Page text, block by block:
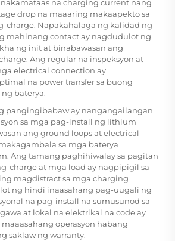
na charging current nang
drop na maaaring makaapekto sa
charge. Napakahalaga ng kalidad ng
mahinang contact ay nagdudulot ng
ng init at binabawasan ang
Ang regular na inspeksyon at
electrical connection ay
na power transfer sa buong
baterya.
pangingibabaw ay nangangailangan
sa mga pag-install ng lithium
ang ground loops at electrical
sa mga baterya
Ang tamang paghihiwalay sa pagitan
charge at mga load ay nagpipigil sa
magdistract sa mga charging
ng hindi inaasahang pag-uugali ng
na pag-install na sumusunod sa
at lokal na elektrikal na code ay
operasyon habang
saklaw ng warranty.